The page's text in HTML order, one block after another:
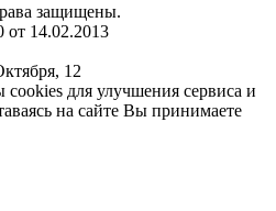
защищены.
14.02.2013
12
для улучшения сервиса и
на сайте Вы принимаете